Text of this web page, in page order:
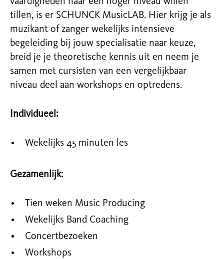
tillen, is er SCHUNCK MusicLAB. Hier krijg je als
muzikant of zanger wekelijks intensieve
begeleiding bij jouw specialisatie naar keuze,
breid je je theoretische kennis uit en neem je
samen met cursisten van een vergelijkbaar
niveau deel aan workshops en optredens.
Individueel:
Wekelijks 45 minuten les
Gezamenlijk:
Tien weken Music Producing
Wekelijks Band Coaching
Concertbezoeken
Workshops